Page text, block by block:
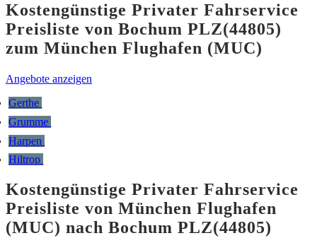
Kostengünstige Privater Fahrservice
Preisliste von Bochum PLZ(44805)
zum München Flughafen (MUC)
Angebote anzeigen
Gerthe
Grumme
Harpen
Hiltrop
Kostengünstige Privater Fahrservice
Preisliste von München Flughafen
(MUC) nach Bochum PLZ(44805)